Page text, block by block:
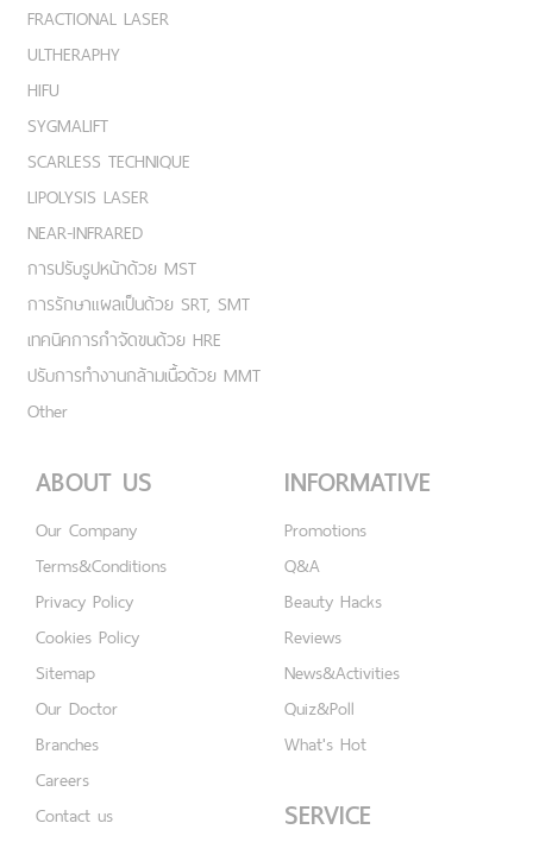
FRACTIONAL LASER
ULTHERAPHY
HIFU
SYGMALIFT
SCARLESS TECHNIQUE
LIPOLYSIS LASER
NEAR-INFRARED
การปรับรูปหน้าด้วย MST
การรักษาแผลเป็นด้วย SRT, SMT
เทคนิคการกำจัดขนด้วย HRE
ปรับการทำงานกล้ามเนื้อด้วย MMT
Other
ABOUT US
Our Company
Terms&Conditions
Privacy Policy
Cookies Policy
Sitemap
Our Doctor
Branches
Careers
Contact us
INFORMATIVE
Promotions
Q&A
Beauty Hacks
Reviews
News&Activities
Quiz&Poll
What's Hot
SERVICE